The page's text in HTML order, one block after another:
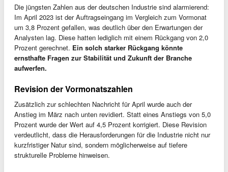
Die jüngsten Zahlen aus der deutschen Industrie sind alarmierend:
Im April 2023 ist der Auftragseingang im Vergleich zum Vormonat
um 3,8 Prozent gefallen, was deutlich über den Erwartungen der
Analysten lag. Diese hatten lediglich mit einem Rückgang von 2,0
Prozent gerechnet. Ein solch starker Rückgang könnte
ernsthafte Fragen zur Stabilität und Zukunft der Branche
aufwerfen.
Revision der Vormonatszahlen
Zusätzlich zur schlechten Nachricht für April wurde auch der
Anstieg im März nach unten revidiert. Statt eines Anstiegs von 5,0
Prozent wurde der Wert auf 4,5 Prozent korrigiert. Diese Revision
verdeutlicht, dass die Herausforderungen für die Industrie nicht nur
kurzfristiger Natur sind, sondern möglicherweise auf tiefere
strukturelle Probleme hinweisen.